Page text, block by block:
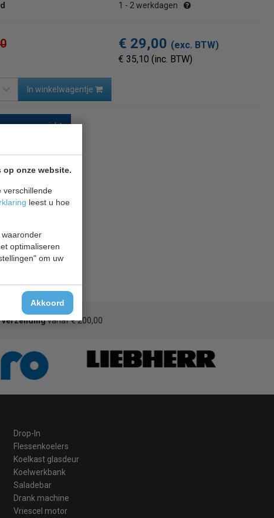
op onze website.
verschillende
leest u hoe
optimaliseren
om uw
Akkoord
1 - 2 werkdagen
€ 29,00 (exc. BTW)
€ 35,10 (inc. BTW)
In winkelwagentje
naar overzicht
verzendingvanaf € 200,00
Drop-In
Flessenkoelers
Koelkast glasdeur
Koelwerkbank
Saladebar
Drank machine
Vriescel motor